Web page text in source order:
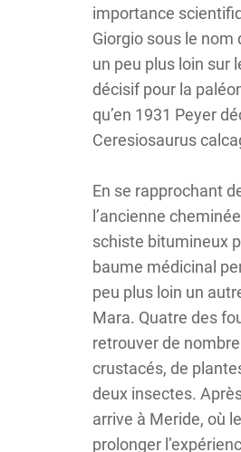
importance
Giorgio sous le nom
un peu plus loin sur
décisif pour la
qu’en 1931 Peyer
Ceresiosaurus
En se rapprochant
l’ancienne
schiste bitumineux
baume médicinal
peu plus loin un
Mara. Quatre des
retrouver de
crustacés, de
deux insectes.
arrive à Meride, où le
prolonger